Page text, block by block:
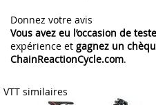
Donnez votre avis
Vous avez eu l’occasion de
expérience et gagnez un
ChainReactionCycle.com.
VTT similaires